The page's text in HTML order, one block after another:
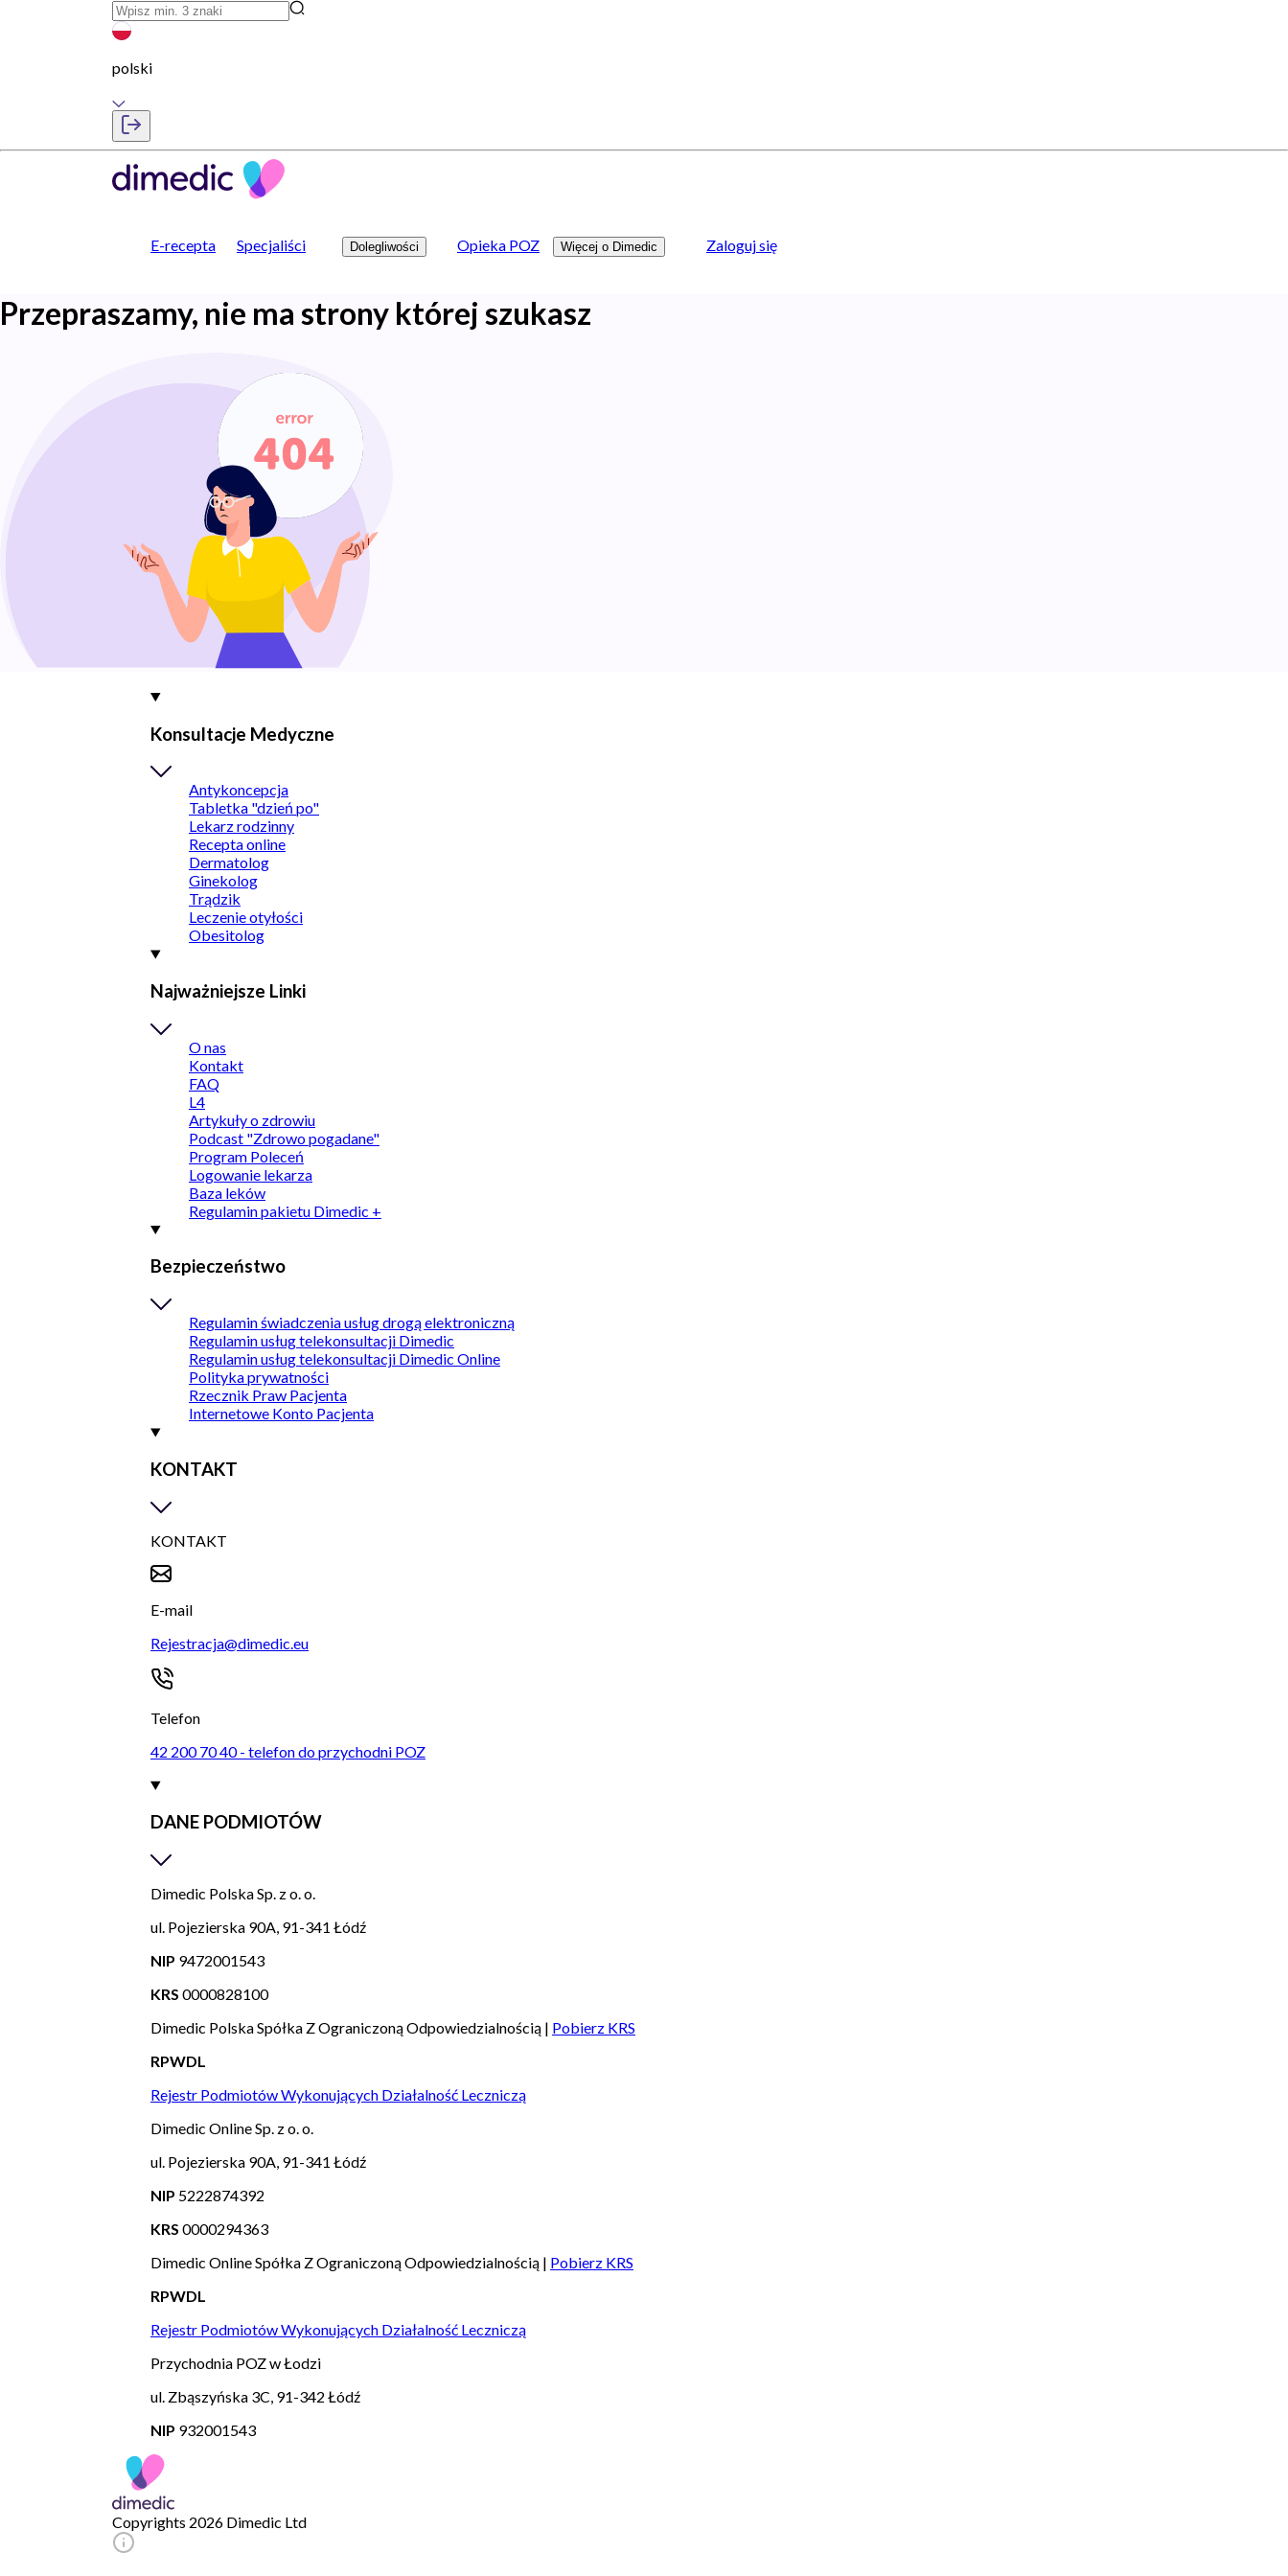
polski
E-recepta Specjaliści Dolegliwości Opieka POZ Więcej o Dimedic Zaloguj się
Przepraszamy, nie ma strony której szukasz
Konsultacje Medyczne
Antykoncepcja
Tabletka "dzień po"
Lekarz rodzinny
Recepta online
Dermatolog
Ginekolog
Trądzik
Leczenie otyłości
Obesitolog
Najważniejsze Linki
O nas
Kontakt
FAQ
L4
Artykuły o zdrowiu
Podcast "Zdrowo pogadane"
Program Poleceń
Logowanie lekarza
Baza leków
Regulamin pakietu Dimedic +
Bezpieczeństwo
Regulamin świadczenia usług drogą elektroniczną
Regulamin usług telekonsultacji Dimedic
Regulamin usług telekonsultacji Dimedic Online
Polityka prywatności
Rzecznik Praw Pacjenta
Internetowe Konto Pacjenta
KONTAKT
KONTAKT
E-mail
Rejestracja@dimedic.eu
Telefon
42 200 70 40 - telefon do przychodni POZ
DANE PODMIOTÓW
Dimedic Polska Sp. z o. o.
ul. Pojezierska 90A, 91-341 Łódź
NIP 9472001543
KRS 0000828100
Dimedic Polska Spółka Z Ograniczoną Odpowiedzialnością | Pobierz KRS
RPWDL
Rejestr Podmiotów Wykonujących Działalność Leczniczą
Dimedic Online Sp. z o. o.
ul. Pojezierska 90A, 91-341 Łódź
NIP 5222874392
KRS 0000294363
Dimedic Online Spółka Z Ograniczoną Odpowiedzialnością | Pobierz KRS
RPWDL
Rejestr Podmiotów Wykonujących Działalność Leczniczą
Przychodnia POZ w Łodzi
ul. Zbąszyńska 3C, 91-342 Łódź
NIP 932001543
Copyrights 2026 Dimedic Ltd